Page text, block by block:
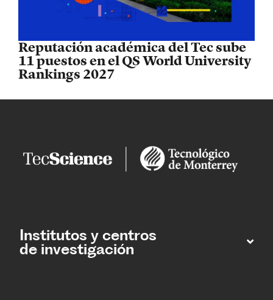
Reputación académica del Tec sube
11 puestos en el QS World University
Rankings 2027
Institutos y centros
de investigación